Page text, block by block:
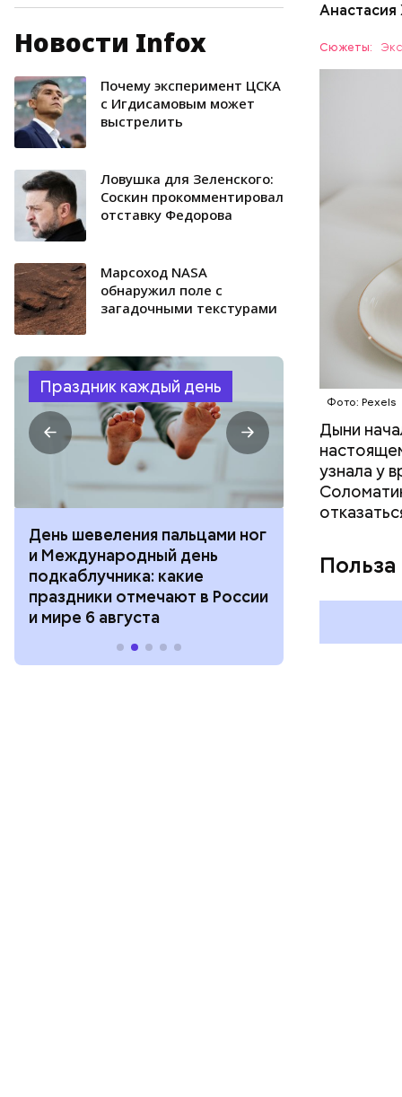
Новости Infox
Почему эксперимент ЦСКА
с Игдисамовым может
выстрелить
Ловушка для Зеленского:
Соскин прокомментировал
отставку Федорова
Марсоход NASA
обнаружил поле с
загадочными текстурами
Праздник каждый день
День шевеления пальцами ног
и Международный день
подкаблучника: какие
праздники отмечают в России
и мире 6 августа
горизонта и
курсанта:
отмечают в
Сюжеты:
Фото: Pexels
Дыни
узнала у
Дыня